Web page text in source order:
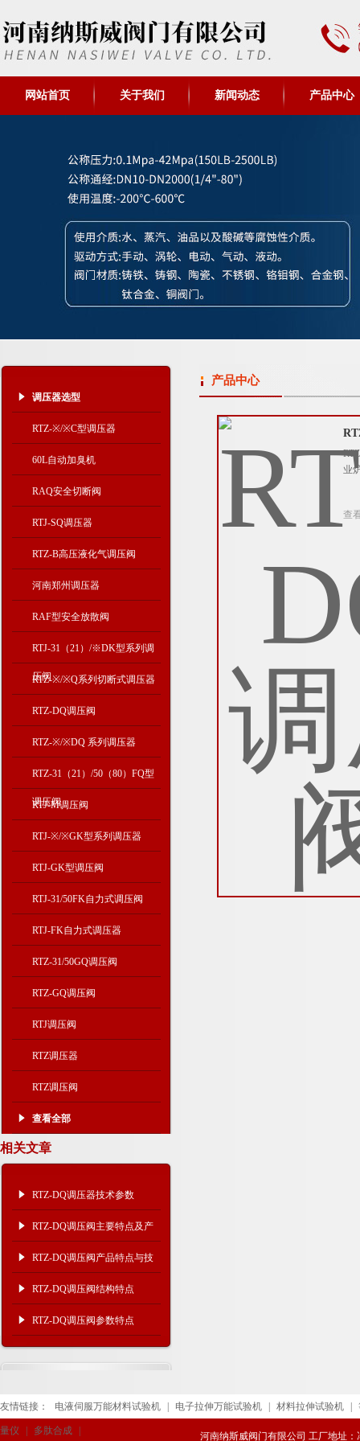
网站首页 关于我们 新闻动态 产品中心
调压器选型
RTZ-※/※C型调压器
60L自动加臭机
RAQ安全切断阀
RTJ-SQ调压器
RTZ-B高压液化气调压阀
河南郑州调压器
RAF型安全放散阀
RTJ-31（21）/※DK型系列调
压阀
RTZ-※/※Q系列切断式调压器
RTZ-DQ调压阀
RTZ-※/※DQ 系列调压器
RTZ-31（21）/50（80）FQ型
调压阀
RTJ-M调压阀
RTJ-※/※GK型系列调压器
RTJ-GK型调压阀
RTJ-31/50FK自力式调压阀
RTJ-FK自力式调压器
RTZ-31/50GQ调压阀
RTZ-GQ调压阀
RTJ调压阀
RTZ调压器
RTZ调压阀
查看全部
相关文章
RTZ-DQ调压器技术参数
RTZ-DQ调压阀主要特点及产
品参数
RTZ-DQ调压阀产品特点与技
术参数
RTZ-DQ调压阀结构特点
RTZ-DQ调压阀参数特点
产品中心
业
查
友情链接： 电液伺服万能材料试验机 电子拉伸万能试验机 材料拉伸试验机
量仪 多肽合成
河南纳斯威阀门有限公司 工厂地址：